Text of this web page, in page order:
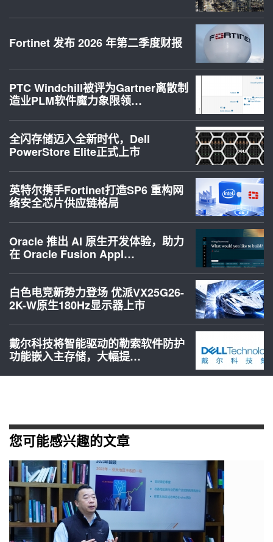
Fortinet 发布 2026 年第二季度财报
PTC Windchill被评为Gartner离散制
造业PLM软件魔力象限领…
全闪存储迈入全新时代，Dell
PowerStore Elite正式上市
英特尔携手Fortinet打造SP6 重构网
络安全芯片供应链格局
Oracle 推出 AI 原生开发体验，助力
在 Oracle Fusion Appl…
白色电竞新势力登场 优派VX25G26-
2K-W原生180Hz显示器上市
戴尔科技将智能驱动的勒索软件防护
功能嵌入主存储，大幅提…
您可能感兴趣的文章